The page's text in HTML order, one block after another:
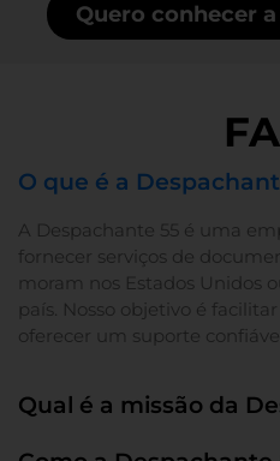
Quero conhecer
O que é a
A Despachante 55 é uma
fornecer serviços de
moram nos Estados Unidos
país. Nosso objetivo é
oferecer um suporte
Qual é a missão da